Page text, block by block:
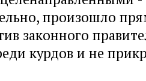
произошло
законного
курдов и не